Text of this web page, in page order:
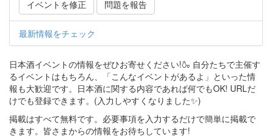
イベントを修正 問題を報告
最新情報をチェック
日本酒イベントの情報をぜひお寄せください!🍶 自分たちで主催す
るイベントはもちろん、「こんなイベントがあるよ」といった情
報も大歓迎です。日本酒に関する内容であれば何でもOK! URLだ
けでも登録できます。(入力しやすくなりました✨)
掲載はすべて無料です。必要事項を入力するだけで簡単に掲載で
きます。皆さまからの情報をお待ちしています!